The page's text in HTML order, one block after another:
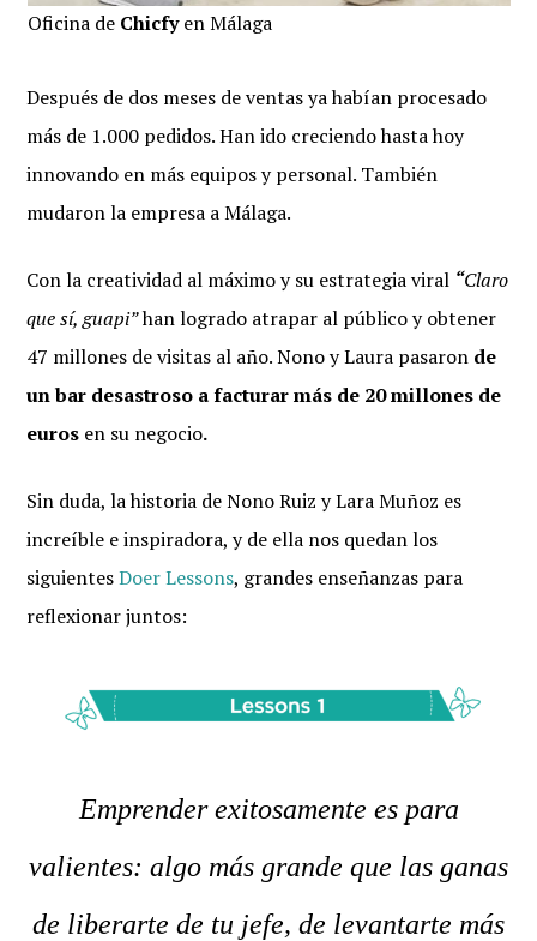
Oficina de Chicfyen Málaga
Después de dos meses de ventas ya habían procesado
más de 1.000 pedidos. Han ido creciendo hasta hoy
innovando en más equipos y personal. También
mudaron la empresa a Málaga.
Con la creatividad al máximo y su estrategia viral “Claro
que sí, guapi”han logrado atrapar al público y obtener
47 millones de visitas al año. Nono y Laura pasaron de
un bar desastroso a facturar más de 20 millones de
euros en su negocio.
Sin duda, la historia de Nono Ruiz y Lara Muñoz es
increíble e inspiradora, y de ella nos quedan los
siguientesDoer Lessons, grandes enseñanzas para
reflexionar juntos:
Emprender exitosamente es para
valientes: algo más grande que las ganas
de liberarte de tu jefe, de levantarte más